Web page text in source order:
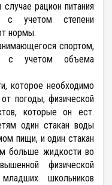
рацион питания
с учетом степени
нормы.
спортом,
с учетом объема
которое необходимо
погоды, физической
которые он ест.
один стакан воды
пищи, и один стакан
больше жидкости во
физической
школьников